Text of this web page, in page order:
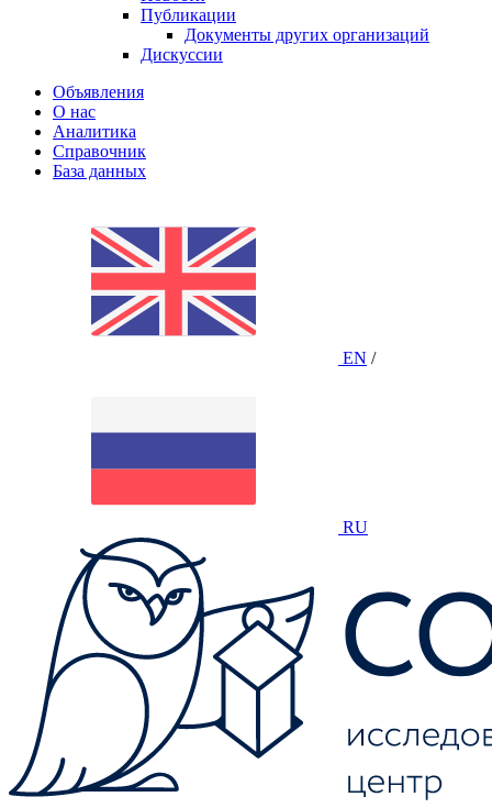
Публикации
Документы других организаций
Дискуссии
Объявления
О нас
Аналитика
Справочник
База данных
EN /
RU